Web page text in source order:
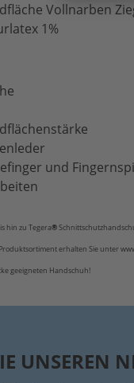
Vollnarben
1%
und
hin zu Tegera®
erhalten Sie unter
geeigneten Handschuh!
UNSEREN